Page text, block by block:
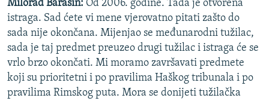
Milorad Barašin: Od 2006. godine. Tada je otvorena
istraga. Sad ćete vi mene vjerovatno pitati zašto do
sada nije okončana. Mijenjao se međunarodni tužilac,
sada je taj predmet preuzeo drugi tužilac i istraga će se
vrlo brzo okončati. Mi moramo završavati predmete
koji su prioritetni i po pravilima Haškog tribunala i po
pravilima Rimskog puta. Mora se donijeti tužilačka